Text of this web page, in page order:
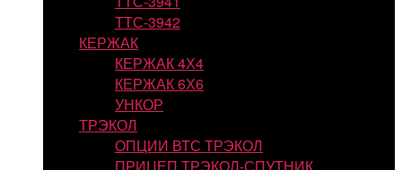
ТТС-3942
КЕРЖАК
КЕРЖАК 4Х4
КЕРЖАК 6Х6
УНКОР
ТРЭКОЛ
ОПЦИИ ВТС ТРЭКОЛ